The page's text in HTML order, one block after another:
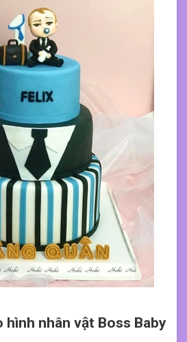
hình nhân vật Boss Baby